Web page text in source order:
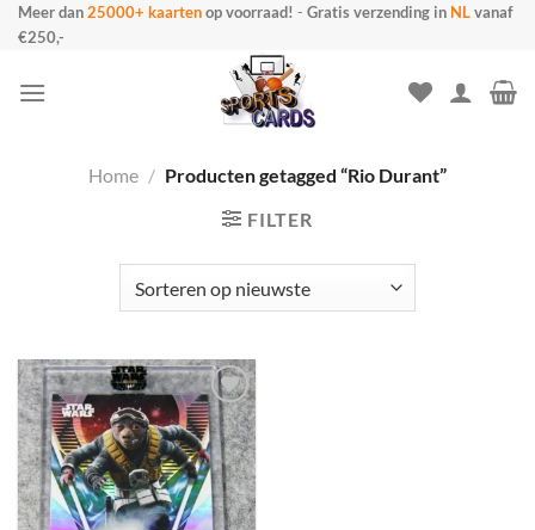
Ga
naar
Meer dan25000+ kaartenop voorraad! - Gratis verzending in NLvanaf
€250,-
Home / Producten getagged “Rio Durant”
FILTER